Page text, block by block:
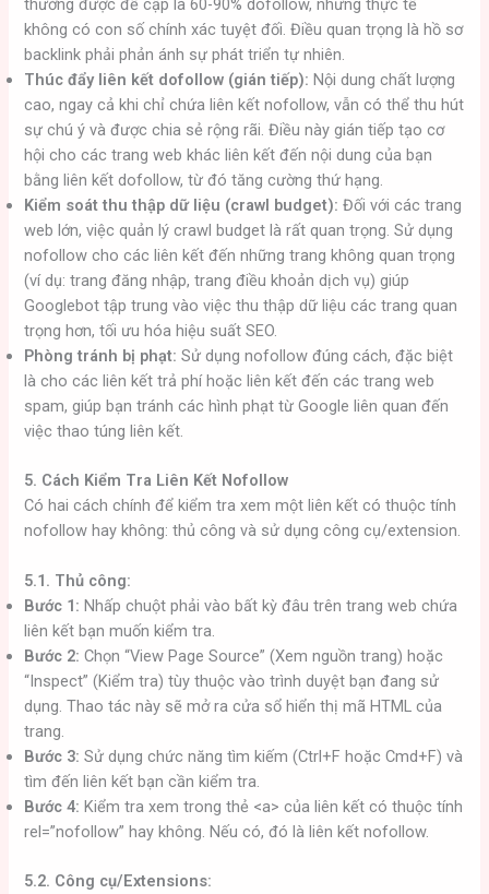
thường được đề cập là 60-90% dofollow, nhưng thực tế
không có con số chính xác tuyệt đối. Điều quan trọng là hồ sơ
backlink phải phản ánh sự phát triển tự nhiên.
Thúc đẩy liên kết dofollow (gián tiếp): Nội dung chất lượng
cao, ngay cả khi chỉ chứa liên kết nofollow, vẫn có thể thu hút
sự chú ý và được chia sẻ rộng rãi. Điều này gián tiếp tạo cơ
hội cho các trang web khác liên kết đến nội dung của bạn
bằng liên kết dofollow, từ đó tăng cường thứ hạng.
Kiểm soát thu thập dữ liệu (crawl budget): Đối với các trang
web lớn, việc quản lý crawl budget là rất quan trọng. Sử dụng
nofollow cho các liên kết đến những trang không quan trọng
(ví dụ: trang đăng nhập, trang điều khoản dịch vụ) giúp
Googlebot tập trung vào việc thu thập dữ liệu các trang quan
trọng hơn, tối ưu hóa hiệu suất SEO.
Phòng tránh bị phạt: Sử dụng nofollow đúng cách, đặc biệt
là cho các liên kết trả phí hoặc liên kết đến các trang web
spam, giúp bạn tránh các hình phạt từ Google liên quan đến
việc thao túng liên kết.
5. Cách Kiểm Tra Liên Kết Nofollow
Có hai cách chính để kiểm tra xem một liên kết có thuộc tính
nofollow hay không: thủ công và sử dụng công cụ/extension.
5.1. Thủ công:
Bước 1: Nhấp chuột phải vào bất kỳ đâu trên trang web chứa
liên kết bạn muốn kiểm tra.
Bước 2: Chọn “View Page Source” (Xem nguồn trang) hoặc
“Inspect” (Kiểm tra) tùy thuộc vào trình duyệt bạn đang sử
dụng. Thao tác này sẽ mở ra cửa sổ hiển thị mã HTML của
trang.
Bước 3: Sử dụng chức năng tìm kiếm (Ctrl+F hoặc Cmd+F) và
tìm đến liên kết bạn cần kiểm tra.
Bước 4: Kiểm tra xem trong thẻ <a> của liên kết có thuộc tính
rel=”nofollow” hay không. Nếu có, đó là liên kết nofollow.
5.2. Công cụ/Extensions: